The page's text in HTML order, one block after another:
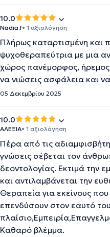
10.0
Nadia.f• 1 αξιολόγηση
Πλήρως καταρτισμένη
ψυχοθεραπεύτρια με μια
χώρος πανέμορφος, ήρεμος,
να νιώσεις ασφάλεια και
05 Δεκεμβρίου 2025
10.0
ΑΛΕΞΙΑ• 1 αξιολόγηση
Πέρα από τις
γνώσεις σέβεται τον
δεοντολογίας. Εκτιμά την
και αντιλαμβάνεται την
Θεραπεία για εκείνους
επενδύσουν στον εαυτό
Καθαρό βλέμμα.